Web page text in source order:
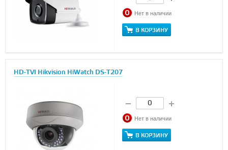
Нет в наличии
В КОРЗИНУ
HD-TVI Hikvision HiWatch DS-T207
Нет в наличии
В КОРЗИНУ